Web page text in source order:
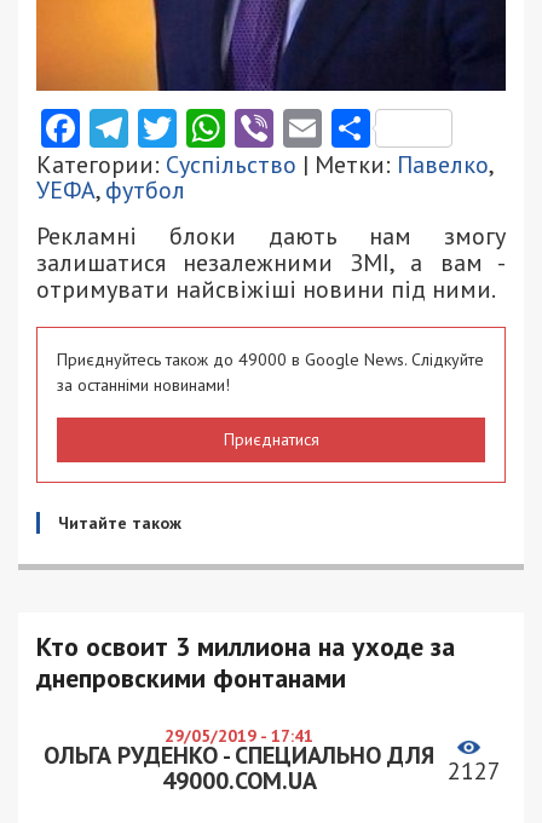
Facebook
Telegram
Twitter
WhatsApp
ViberEmail
Категории: Суспільство | Метки: Павелко,
УЕФА,футбол
Рекламні блоки дають нам змогу
залишатися незалежними ЗМІ, а вам -
отримувати найсвіжіші новини під ними.
Приєднуйтесь також до 49000 в Google News. Слідкуйте
за останніми новинами!
Приєднатися
Читайте також
Кто освоит 3 миллиона на уходе за
днепровскими фонтанами
29/05/2019 - 17:41
ОЛЬГА РУДЕНКО - СПЕЦИАЛЬНО ДЛЯ
49000.COM.UA
2127